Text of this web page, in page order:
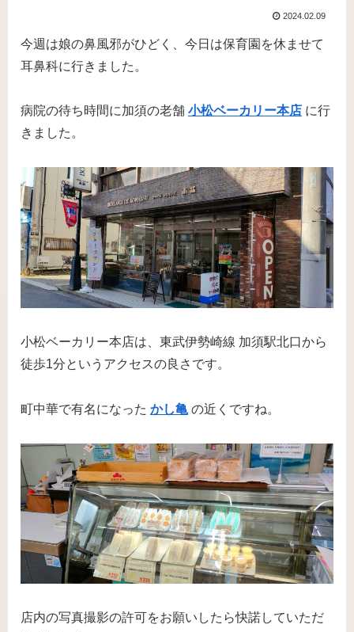
2024.02.09
今週は娘の鼻風邪がひどく、今日は保育園を休ませて
耳鼻科に行きました。
病院の待ち時間に加須の老舗 小松ベーカリー本店 に行
きました。
小松ベーカリー本店は、東武伊勢崎線 加須駅北口から
徒歩1分というアクセスの良さです。
町中華で有名になった かし亀 の近くですね。
店内の写真撮影の許可をお願いしたら快諾していただ